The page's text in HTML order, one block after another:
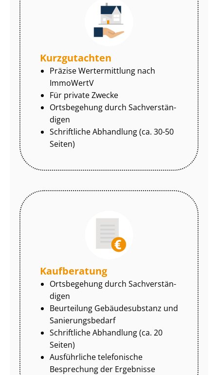
Kurzgutachten
Präzise Wertermittlung nach
ImmoWertV
Für private Zwecke
Ortsbegehung durch Sach­ver­stän­
di­gen
Schriftliche Abhandlung (ca. 30-50
Seiten)
Kaufberatung
Ortsbegehung durch Sach­ver­stän­
di­gen
Beurteilung Gebäudesubstanz und
Sa­nie­rungs­be­darf
Schriftliche Abhandlung (ca. 20
Seiten)
Ausführliche telefonische
Besprechung der Ergebnisse